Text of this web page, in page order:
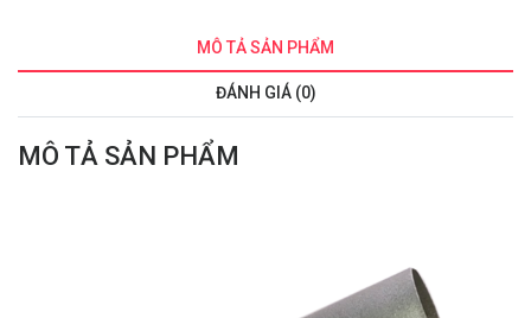
MÔ TẢ SẢN PHẨM
ĐÁNH GIÁ (0)
MÔ TẢ SẢN PHẨM